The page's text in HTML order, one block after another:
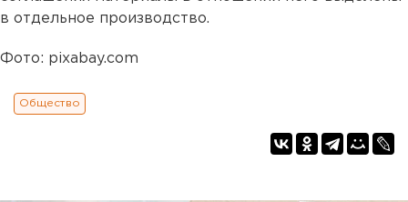
в отдельное производство.
Фото: pixabay.com
Общество